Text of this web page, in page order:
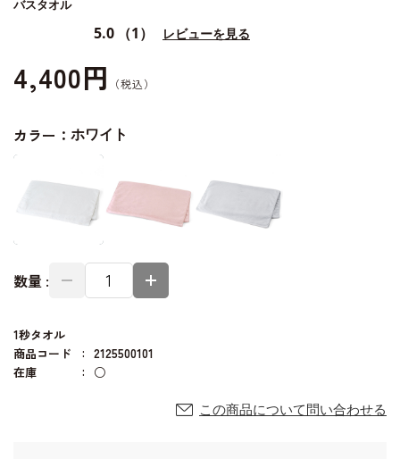
バスタオル
5.0 （1） レビューを見る
4,400円
カラー： ホワイト
数量 :
1秒タオル
商品コード
2125500101
在庫
○
この商品について問い合わせる